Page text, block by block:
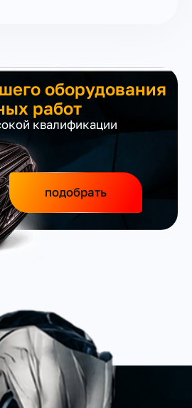
оборудования
работ
квалификации
подобрать